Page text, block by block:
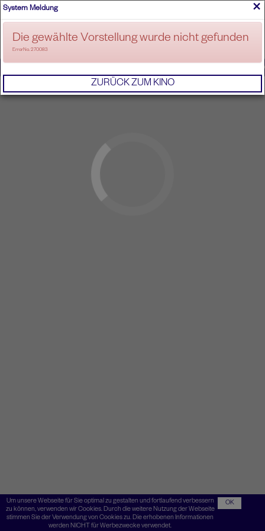
ANMELDEN
Um unsere Webseite für Sie optimal zu gestalten und fortlaufend verbessern
zu können, verwenden wir Cookies. Durch die weitere Nutzung der Webseite
stimmen Sie der Verwendung von Cookies zu. Die erhobenen Informationen
werden NICHT für Werbezwecke verwendet.
OK
×
System Meldung
Die gewählte Vorstellung wurde nicht gefunden
ErrorNo. 270083
ZURÜCK ZUM KINO